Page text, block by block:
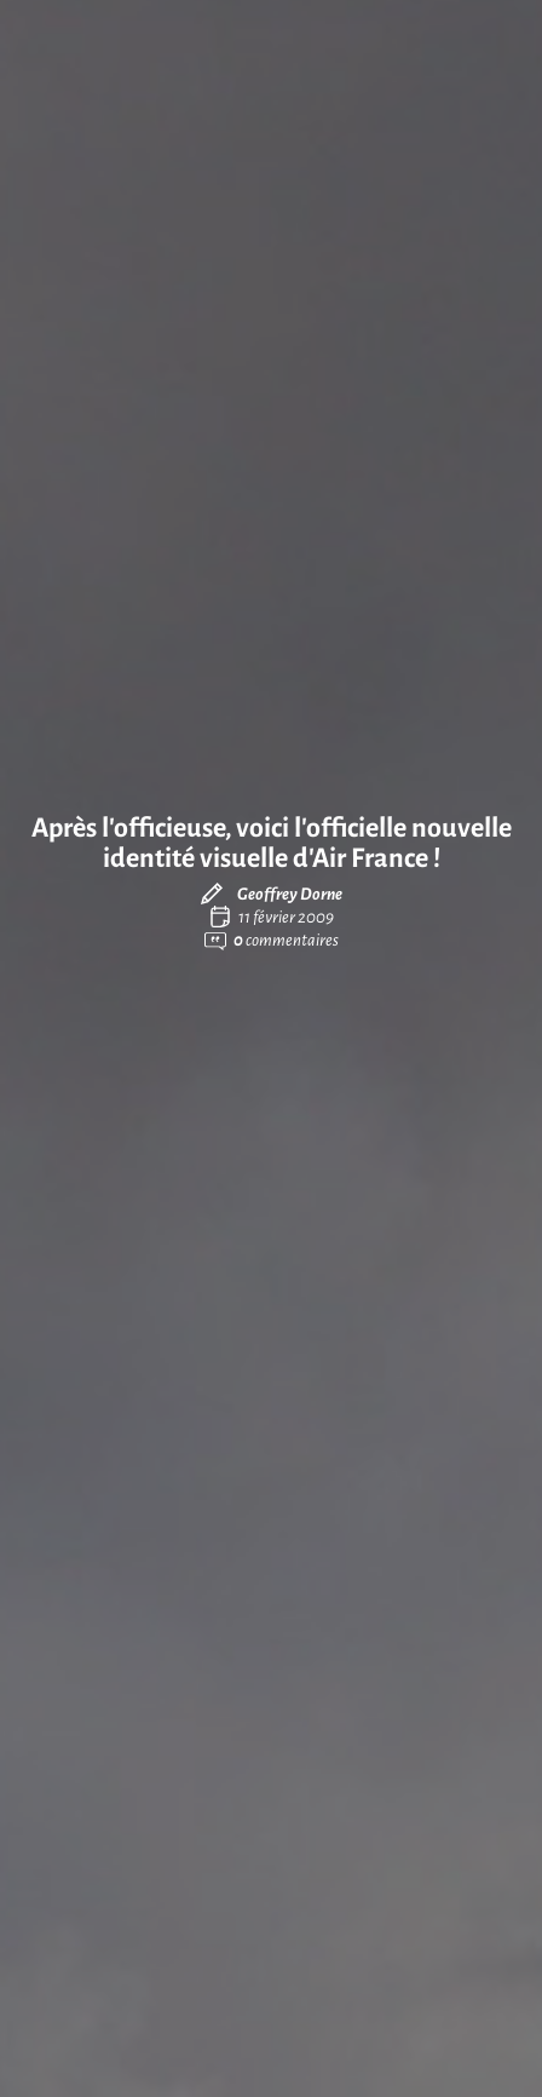
Après l’officieuse, voici l’officielle nouvelle
identité visuelle d’Air France !
Geoffrey Dorne
11 février 2009
0commentaires